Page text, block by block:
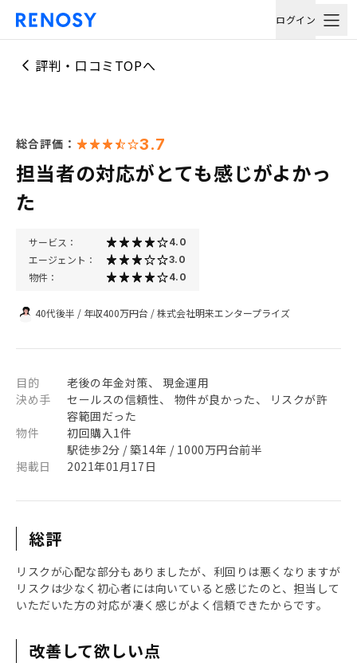
ログイン
評判・口コミTOPへ
総合評価： 3.7
担当者の対応がとても感じがよかっ
た
サービス： 4.0
エージェント： 3.0
物件： 4.0
40代後半 / 年収400万円台 /株式会社明来エンタープライズ
目的
老後の年金対策、 現金運用
決め手
セールスの信頼性、 物件が良かった、 リスクが許
容範囲だった
物件
初回購入1件
駅徒歩2分 / 築14年 / 1000万円台前半
掲載日
2021年01月17日
総評
リスクが心配な部分もありましたが、利回りは悪くなりますが
リスクは少なく初心者には向いていると感じたのと、担当して
いただいた方の対応が凄く感じがよく信頼できたからです。
改善して欲しい点